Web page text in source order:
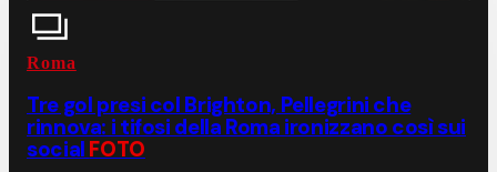
Roma
Tre gol presi col Brighton, Pellegrini che
rinnova: i tifosi della Roma ironizzano così sui
social FOTO